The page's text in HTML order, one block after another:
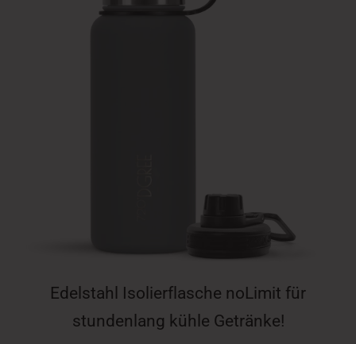
Edelstahl Isolierflasche noLimit für
stundenlang kühle Getränke!